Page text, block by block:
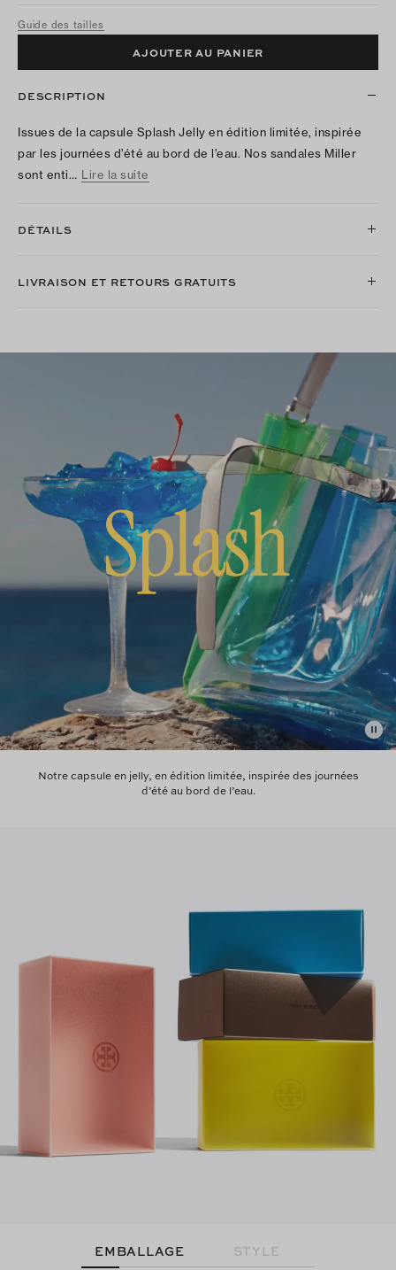
Guide des tailles
AJOUTER AU PANIER
DESCRIPTION
Issues de la capsule Splash Jelly en édition limitée, inspirée
par les journées d’été au bord de l’eau. Nos sandales Miller
sont enti… Lire la suite
DÉTAILS
LIVRAISON ET RETOURS GRATUITS
Notre capsule en jelly, en édition limitée, inspirée des journées
d’été au bord de l’eau.
EMBALLAGE STYLE